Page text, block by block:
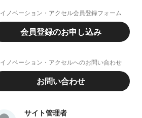
イノベーション・アクセル会員登録フォーム
会員登録のお申し込み
イノベーション・アクセルへのお問い合わせ
お問い合わせ
サイト管理者